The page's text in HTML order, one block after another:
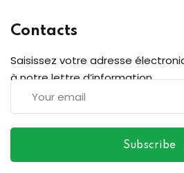
Contacts
Saisissez votre adresse
à notre lettre d’information
Subscribe